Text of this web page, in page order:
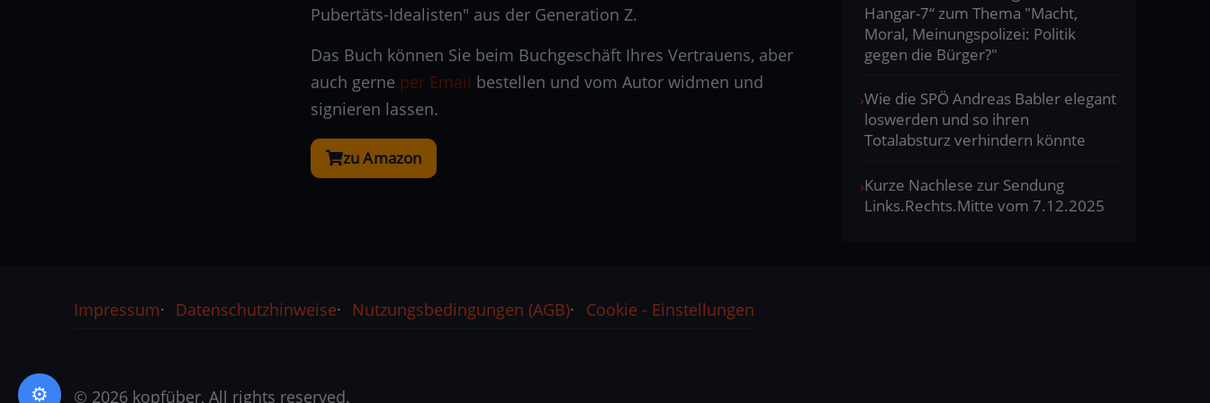
Pubertäts-Idealisten" aus der Generation Z.
Das Buch können Sie beim Buchgeschäft Ihres Vertrauens, aber
auch gerne per Email bestellen und vom Autor widmen und
signieren lassen.
zu Amazon
Hangar-7“ zum Thema "Macht,
Moral, Meinungspolizei: Politik
gegen die Bürger?"
Wie die SPÖ Andreas Babler elegant
loswerden und so ihren
Totalabsturz verhindern könnte
Kurze Nachlese zur Sendung
Links.Rechts.Mitte vom 7.12.2025
Rechtliches
Impressum Datenschutzhinweise Nutzungsbedingungen (AGB) Cookie - Einstellungen
© 2026 kopfüber, All rights reserved.